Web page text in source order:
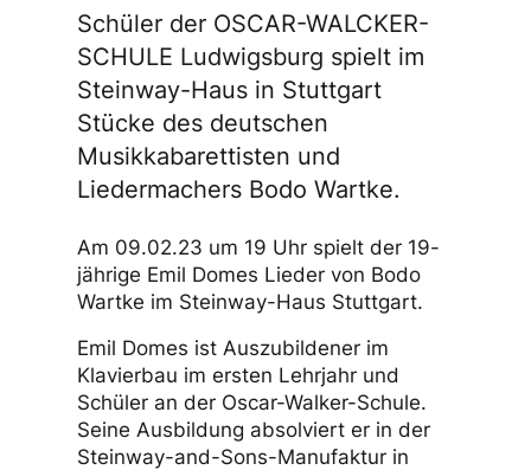
Schüler der OSCAR-WALCKER-
SCHULE Ludwigsburg spielt im
Steinway-Haus in Stuttgart
Stücke des deutschen
Musikkabarettisten und
Liedermachers Bodo Wartke.
Am 09.02.23 um 19 Uhr spielt der 19-
jährige Emil Domes Lieder von Bodo
Wartke im Steinway-Haus Stuttgart.
Emil Domes ist Auszubildener im
Klavierbau im ersten Lehrjahr und
Schüler an der Oscar-Walker-Schule.
Seine Ausbildung absolviert er in der
Steinway-and-Sons-Manufaktur in